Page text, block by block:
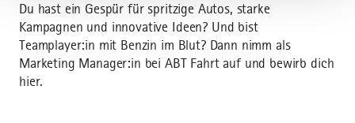
Du hast ein Gespür für spritzige Autos, starke
Kampagnen und innovative Ideen? Und bist
Teamplayer:in mit Benzin im Blut? Dann nimm als
Marketing Manager:in bei ABT Fahrt auf und bewirb dich
hier.